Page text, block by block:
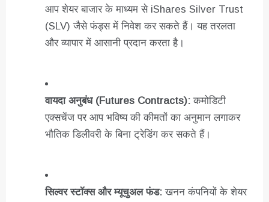
आप शेयर बाजार के माध्यम से iShares Silver Trust
(SLV) जैसे फंड्स में निवेश कर सकते हैं। यह तरलता
और व्यापार में आसानी प्रदान करता है।
वायदा अनुबंध (Futures Contracts): कमोडिटी
एक्सचेंज पर आप भविष्य की कीमतों का अनुमान लगाकर
भौतिक डिलीवरी के बिना ट्रेडिंग कर सकते हैं।
सिल्वर स्टॉक्स और म्यूचुअल फंड: खनन कंपनियों के शेयर